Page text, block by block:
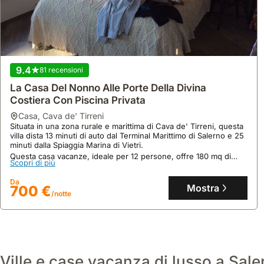
9.8 59 recensioni
Casa Ripa
casa,Salerno
A soli 10 minuti a piedi dal Duomo di Salerno e 800 metri dalla
Pinacoteca Provinciale, questa casa vacanza offre un soggiorno
comodo e centrale.
Questa villa di 50 mq, con 1 camera da letto e 1 bagno, dispone
9.4 81 recensioni
La Casa Del Nonno Alle Porte Della Divina
Costiera Con Piscina Privata
casa, Cava de' Tirreni
Situata in una zona rurale e marittima di Cava de' Tirreni, questa
villa dista 13 minuti di auto dal Terminal Marittimo di Salerno e 25
minuti dalla Spiaggia Marina di Vietri.
Questa casa vacanze, ideale per 12 persone, offre 180 mq di
spazio abitativo con 5 camere da letto, 2 bagni, una piscina, un
Scopri di più
Da
700 €/notte Mostra